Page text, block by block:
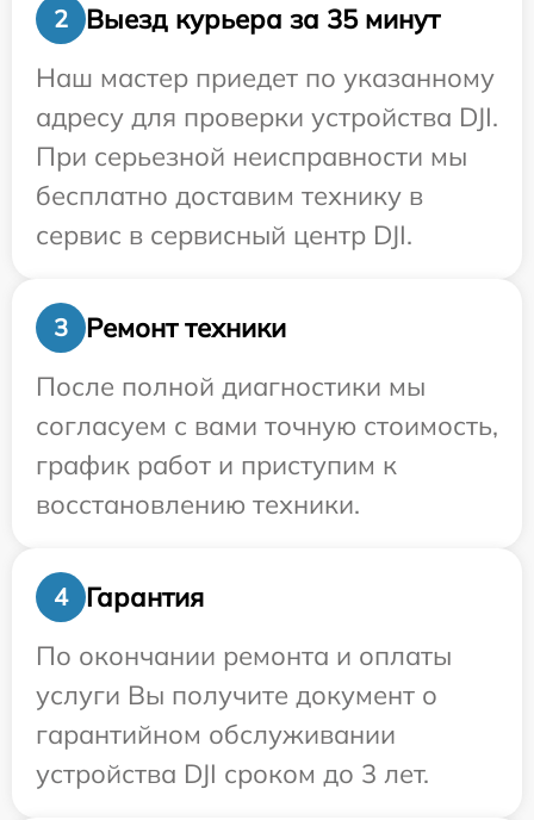
2
Выезд курьера за 35 минут
Наш мастер приедет по указанному
адресу для проверки устройства DJI.
При серьезной неисправности мы
бесплатно доставим технику в
сервис в сервисный центр DJI.
3
Ремонт техники
После полной диагностики мы
согласуем с вами точную стоимость,
график работ и приступим к
восстановлению техники.
4
Гарантия
По окончании ремонта и оплаты
услуги Вы получите документ о
гарантийном обслуживании
устройства DJI сроком до 3 лет.